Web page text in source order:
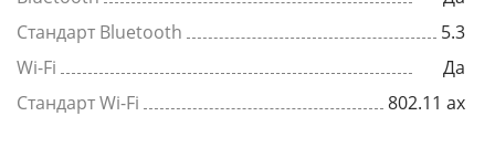
Стандарт Bluetooth
5.3
Wi-Fi
Да
Стандарт Wi-Fi
802.11 ax